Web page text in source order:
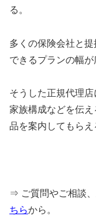
る。
多くの保険会社と
できるプランの幅が
そうした正規代理店
家族構成などを伝
品を案内してもらえ
⇒ ご質問やご相談
ちらから。